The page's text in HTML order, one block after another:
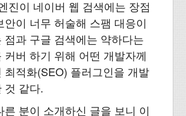
진이 네이버 웹 검색에는 장점
안이 너무 허술해 스팸 대응이
점과 구글 검색에는 약하다는
커버 하기 위해 어떤 개발자께
최적화(SEO) 플러그인을 개발
것 같다.
른 분이 소개하신 글을 보니 이